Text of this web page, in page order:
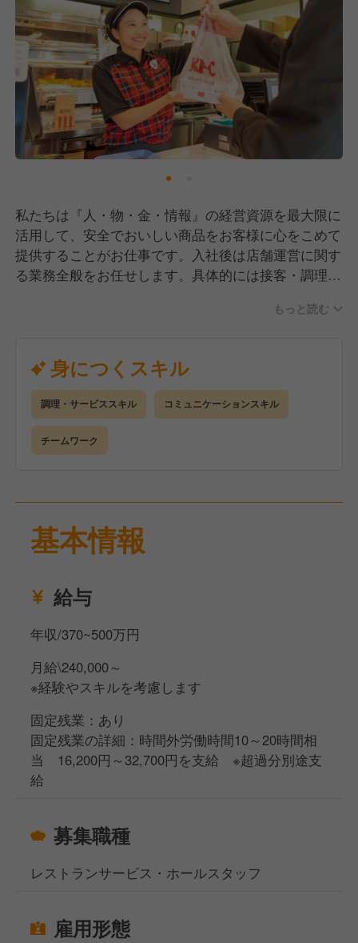
私たちは『人・物・金・情報』の経営資源を最大限に
活用して、安全でおいしい商品をお客様に心をこめて
提供することがお仕事です。入社後は店舗運営に関す
る業務全般をお任せします。具体的には接客・調理業
イトの教育なども担当していただきます。
※勤務地に関してはお住まいの最寄り店舗を中心に、
面接でご相談の上決定致します！
もっと読む
身につくスキル
調理・サービススキル コミュニケーションスキル
チームワーク
基本情報
給与
年収/370~500万円
月給\240,000～
※経験やスキルを考慮します
固定残業：あり
固定残業の詳細：時間外労働時間10～20時間相
当 16,200円～32,700円を支給 ※超過分別途支
給
募集職種
レストランサービス・ホールスタッフ
雇用形態